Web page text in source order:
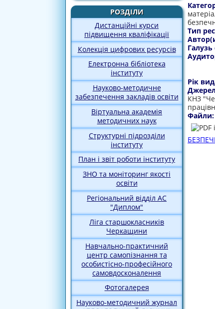
РОЗДІЛИ
Дистанційні курси
підвищення кваліфікації
Колекція цифрових ресурсів
Електронна бібліотека
інституту
Науково-методичне
забезпечення закладів освіти
Віртуальна академія
методичних наук
Структурні підрозділи
інституту
План і звіт роботи інституту
ЗНО та моніторинг якості
освіти
Регіональний відділ АС
"Диплом"
Ліга старшокласників
Черкащини
Навчально-практичний
центр самопізнання та
особистісно-професійного
самовдосконалення
Фотогалерея
Науково-методичний журнал
Тип
Галузь
Рік
КНЗ
Файли: